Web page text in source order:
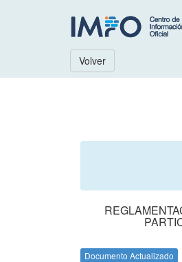
Volver
Documento Actualizado